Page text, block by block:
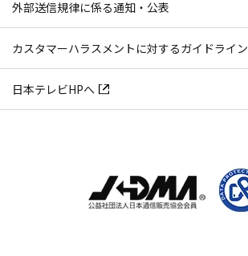
外部送信規律に係る通知・公表
カスタマーハラスメントに対するガイドライン
日本テレビHPへ